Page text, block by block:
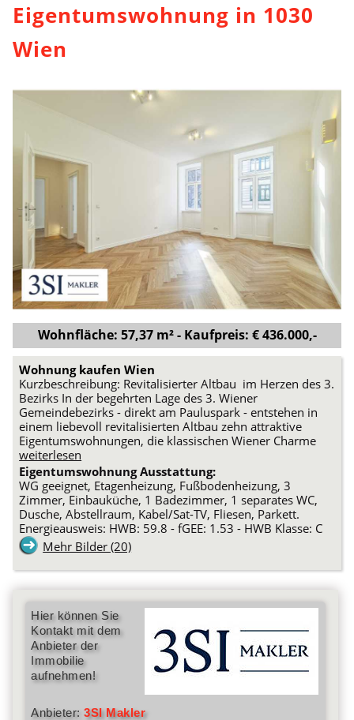
Eigentumswohnung in 1030
Wien
Wohnfläche: 57,37 m² - Kaufpreis: € 436.000,-
Wohnung kaufen Wien
Kurzbeschreibung: Revitalisierter Altbau im Herzen des 3.
Bezirks In der begehrten Lage des 3. Wiener
Gemeindebezirks - direkt am Pauluspark - entstehen in
einem liebevoll revitalisierten Altbau zehn attraktive
Eigentumswohnungen, die klassischen Wiener Charme
weiterlesen
Eigentumswohnung Ausstattung:
WG geeignet, Etagenheizung, Fußbodenheizung, 3
Zimmer, Einbauküche, 1 Badezimmer, 1 separates WC,
Dusche, Abstellraum, Kabel/Sat-TV, Fliesen, Parkett.
Energieausweis: HWB: 59.8 - fGEE: 1.53 - HWB Klasse: C
Mehr Bilder (20)
Hier können Sie
Kontakt mit dem
Anbieter der
Immobilie
aufnehmen!
Anbieter:3SI Makler